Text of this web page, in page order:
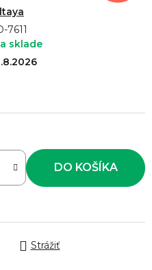
sklade
7611
DO KOŠÍKA
Strážiť